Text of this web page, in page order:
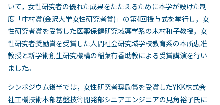
いて，女性研究者の優れた成果をたたえるために本学が設けた制
度「中村賞(金沢大学女性研究者賞)」の第4回授与式を挙行し，女
性研究者賞を受賞した医薬保健研究域薬学系の木村和子教授，女
性研究者奨励賞を受賞した人間社会研究域学校教育系の本所恵准
教授と新学術創生研究機構の稲葉有香助教による受賞講演を行い
ました。
シンポジウム後半では，女性研究者奨励賞を受賞したYKK株式会
社工機技術本部基盤技術開発部シニアエンジニアの見角裕子氏に